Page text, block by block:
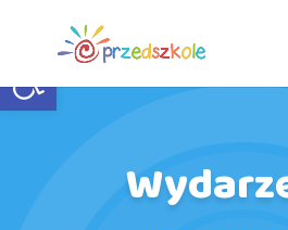
Open toolbar